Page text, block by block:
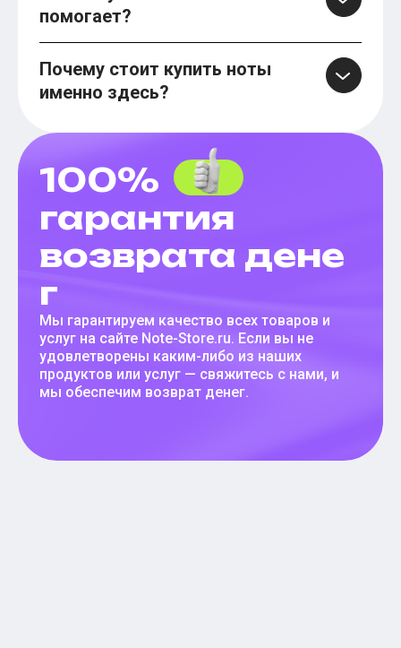
помогает?
Почему стоит купить ноты
именно здесь?
100%
гарантия
возврата дене
г
Мы гарантируем качество всех товаров и
услуг на сайте Note-Store.ru. Если вы не
удовлетворены каким-либо из наших
продуктов или услуг — свяжитесь с нами, и
мы обеспечим возврат денег.